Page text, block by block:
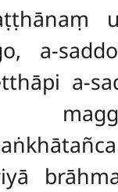
a-
a-